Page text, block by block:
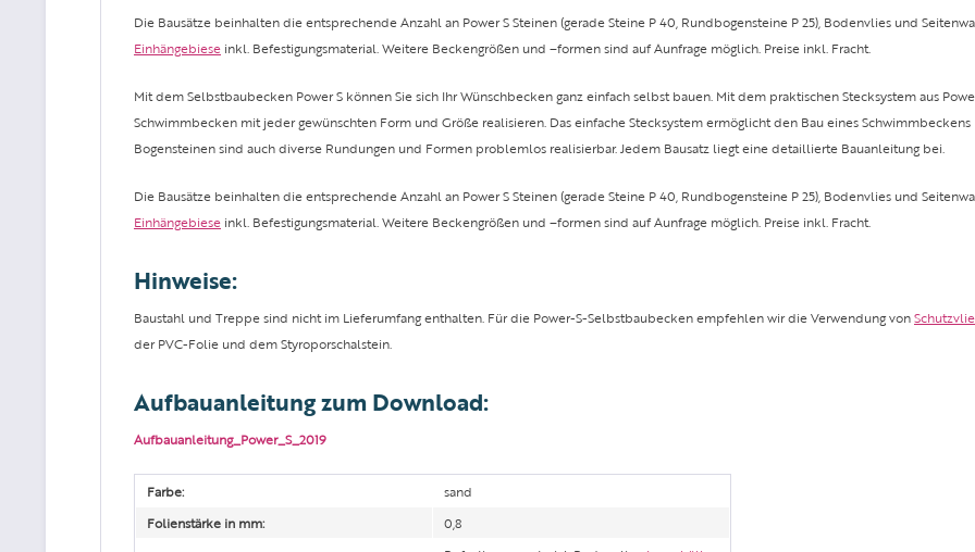
Die Bausätze beinhalten die entsprechende Anzahl an Power S Steinen (gerade Steine P 40, Rundbogensteine P 25), Bodenvlies und
Einhängebiese inkl. Befestigungsmaterial. Weitere Beckengrößen und –formen sind auf Aunfrage möglich. Preise inkl. Fracht.
Mit dem Selbstbaubecken Power S können Sie sich Ihr Wünschbecken ganz einfach selbst bauen. Mit dem praktischen Stecksystem aus
Schwimmbecken mit jeder gewünschten Form und Größe realisieren. Das einfache Stecksystem ermöglicht den Bau eines
Bogensteinen sind auch diverse Rundungen und Formen problemlos realisierbar. Jedem Bausatz liegt eine detaillierte Bauanleitung bei.
Die Bausätze beinhalten die entsprechende Anzahl an Power S Steinen (gerade Steine P 40, Rundbogensteine P 25), Bodenvlies und
Einhängebiese inkl. Befestigungsmaterial. Weitere Beckengrößen und –formen sind auf Aunfrage möglich. Preise inkl. Fracht.
Hinweise:
Baustahl und Treppe sind nicht im Lieferumfang enthalten. Für die Power-S-Selbstbaubecken empfehlen wir die Verwendung von
der PVC-Folie und dem Styroporschalstein.
Aufbauanleitung zum Download:
Aufbauanleitung_Power_S_2019
Farbe:
sand
Folienstärke in mm:
0,8